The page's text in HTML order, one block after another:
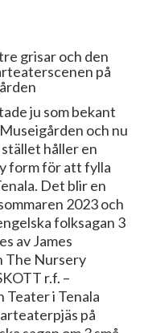
grisar och den
på
ju som bekant
och nu
stället håller en
form för att fylla
Det blir en
2023 och
folksagan 3
av James
The Nursery
r.f. –
Teater i Tenala
på